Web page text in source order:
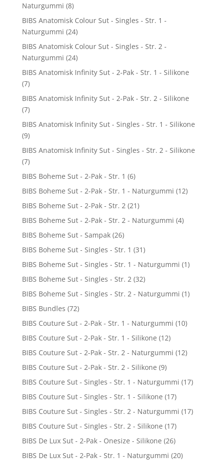
Naturgummi (8)
BIBS Anatomisk Colour Sut - Singles - Str. 1 -
Naturgummi (24)
BIBS Anatomisk Colour Sut - Singles - Str. 2 -
Naturgummi (24)
BIBS Anatomisk Infinity Sut - 2-Pak - Str. 1 - Silikone
(7)
BIBS Anatomisk Infinity Sut - 2-Pak - Str. 2 - Silikone
(7)
BIBS Anatomisk Infinity Sut - Singles - Str. 1 - Silikone
(9)
BIBS Anatomisk Infinity Sut - Singles - Str. 2 - Silikone
(7)
BIBS Boheme Sut - 2-Pak - Str. 1 (6)
BIBS Boheme Sut - 2-Pak - Str. 1 - Naturgummi (12)
BIBS Boheme Sut - 2-Pak - Str. 2 (21)
BIBS Boheme Sut - 2-Pak - Str. 2 - Naturgummi (4)
BIBS Boheme Sut - Sampak (26)
BIBS Boheme Sut - Singles - Str. 1 (31)
BIBS Boheme Sut - Singles - Str. 1 - Naturgummi (1)
BIBS Boheme Sut - Singles - Str. 2 (32)
BIBS Boheme Sut - Singles - Str. 2 - Naturgummi (1)
BIBS Bundles (72)
BIBS Couture Sut - 2-Pak - Str. 1 - Naturgummi (10)
BIBS Couture Sut - 2-Pak - Str. 1 - Silikone (12)
BIBS Couture Sut - 2-Pak - Str. 2 - Naturgummi (12)
BIBS Couture Sut - 2-Pak - Str. 2 - Silikone (9)
BIBS Couture Sut - Singles - Str. 1 - Naturgummi (17)
BIBS Couture Sut - Singles - Str. 1 - Silikone (17)
BIBS Couture Sut - Singles - Str. 2 - Naturgummi (17)
BIBS Couture Sut - Singles - Str. 2 - Silikone (17)
BIBS De Lux Sut - 2-Pak - Onesize - Silikone (26)
BIBS De Lux Sut - 2-Pak - Str. 1 - Naturgummi (20)